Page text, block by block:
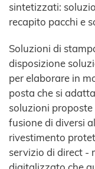
sintetizzati:
recapito pacchi e
Soluzioni di
disposizione
per elaborare in
posta che si
soluzioni
fusione di diversi
rivestimento
servizio di direct -